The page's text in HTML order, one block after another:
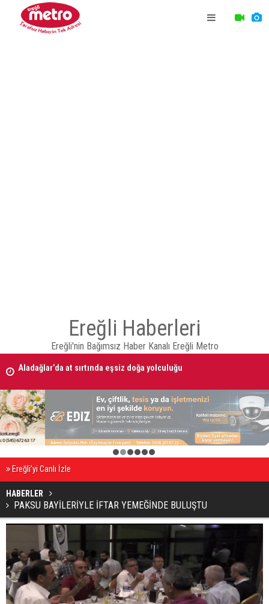
Ereğli Haberleri
Ereğli'nin Bağımsız Haber Kanalı Ereğli Metro
Aladağlar’da at sırtında eşsiz doğa yolculuğu
09 AĞUSTOS 2026 Tarihinde Ereğli’de Vefat Edenler
2 3 4 5 6
Ereğli’yi Canlı İzle
HABERLER
PAKSU BAYİLERİYLE İFTAR YEMEĞİNDE BULUŞTU